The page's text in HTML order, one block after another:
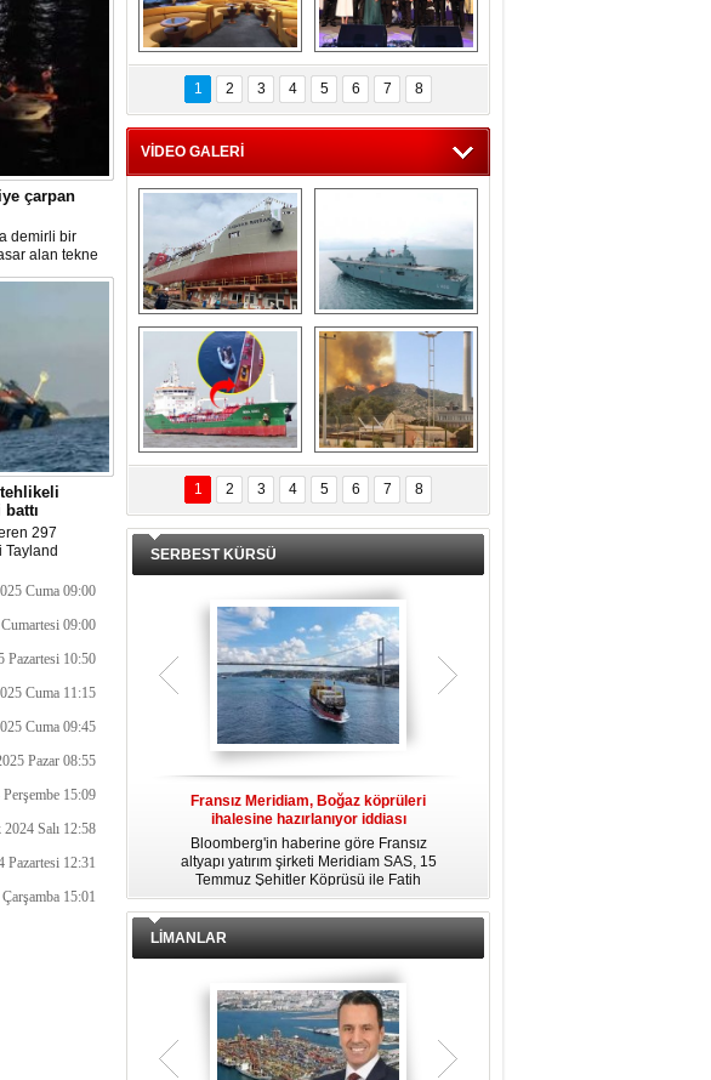
çarpan
demirli bir
alan tekne
batarken,
tehlikeli
297
Tayland
Cuma 09:00
09:00
Pazartesi 10:50
Cuma 11:15
Cuma 09:45
Pazar 08:55
15:09
2024 Salı 12:58
Pazartesi 12:31
15:01
MSC'den 55 milyon
euroluk turizm geliri
müjdesi
5. Bosphorus Ship
Brokers Dinner,
İstanbul’da yapıldı
1 2 3 4 5 6 7 8
VİDEO GALERİ
Çeksan Tersanesi,
Başaran Bayrak
tankerini suya
indirdi
TCG Anadolu,
tersane teknik
seyrini tamamladı
Göçmenlerin
imdadına Türk
sahipli MINA DENIZ
yetişti
Milas’taki yangın
yeniden termik
santrallere doğru
ilerliyor
1 2 3 4 5 6 7 8
SERBEST KÜRSÜ
Fransız Meridiam, Boğaz köprüleri
ihalesine hazırlanıyor iddiası
Bloomberg'in haberine göre Fransız
altyapı yatırım şirketi Meridiam SAS, 15
Temmuz Şehitler Köprüsü ile Fatih
Sultan Mehmet Köprüsü'nün
özelleştirilmesine yönelik ihaleyle
zamanda kendi yat limanı, helikopter
pisti ve seçkin villaları da içeren koca
LİMANLAR